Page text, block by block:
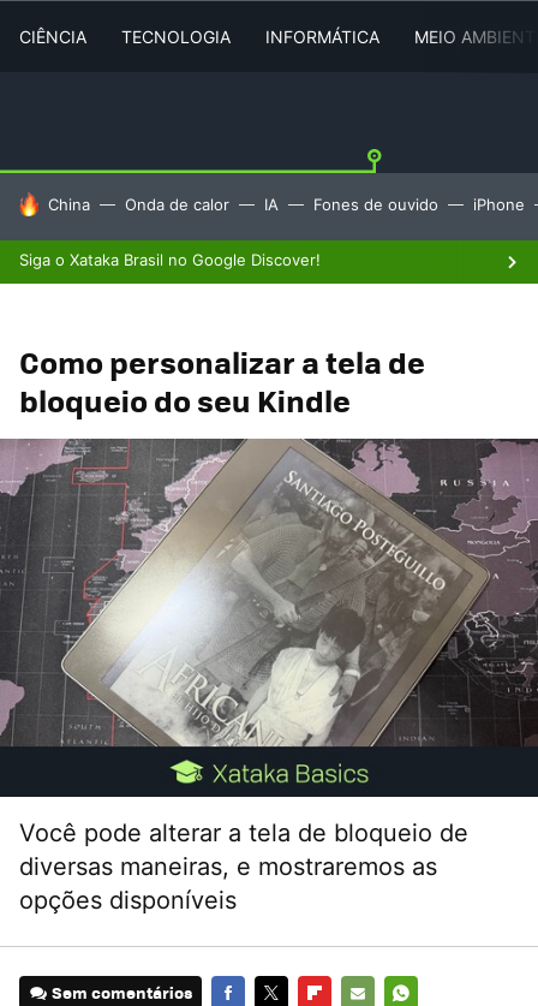
CIÊNCIA TECNOLOGIA INFORMÁTICA MEIO
TENDÊNCIAS DO DIA
China Onda de calor IA Fones de ouvido iPhone
Siga o Xataka Brasil no Google Discover!
Como personalizar a tela de
bloqueio do seu Kindle
Você pode alterar a tela de bloqueio de
diversas maneiras, e mostraremos as
opções disponíveis
Sem comentários